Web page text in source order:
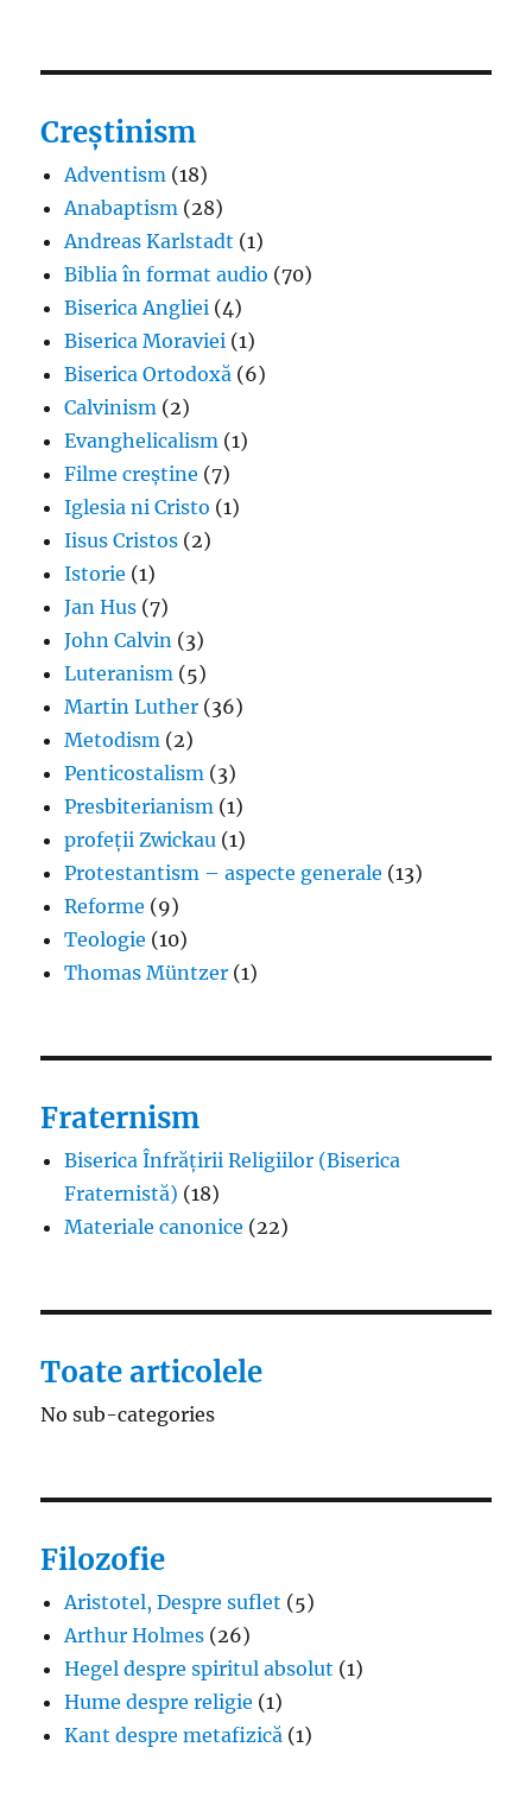
Creștinism
Adventism (18)
Anabaptism (28)
Andreas Karlstadt (1)
Biblia în format audio (70)
Biserica Angliei (4)
Biserica Moraviei (1)
Biserica Ortodoxă (6)
Calvinism (2)
Evanghelicalism (1)
Filme creștine (7)
Iglesia ni Cristo (1)
Iisus Cristos (2)
Istorie (1)
Jan Hus (7)
John Calvin (3)
Luteranism (5)
Martin Luther (36)
Metodism (2)
Penticostalism (3)
Presbiterianism (1)
profeții Zwickau (1)
Protestantism – aspecte generale (13)
Reforme (9)
Teologie (10)
Thomas Müntzer (1)
Fraternism
Biserica Înfrățirii Religiilor (Biserica
Fraternistă) (18)
Materiale canonice (22)
Toate articolele
No sub-categories
Filozofie
Aristotel, Despre suflet (5)
Arthur Holmes (26)
Hegel despre spiritul absolut (1)
Hume despre religie (1)
Kant despre metafizică (1)